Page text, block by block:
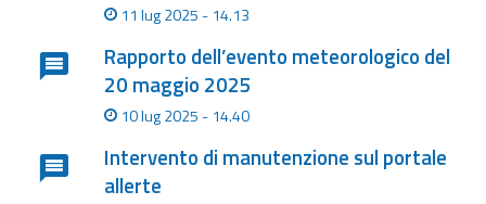
Radar meteo
Strumenti
Operativi
11 lug 2025 - 14.13
Rapporto dell’evento meteorologico del
20 maggio 2025
10 lug 2025 - 14.40
Intervento di manutenzione sul portale
allerte